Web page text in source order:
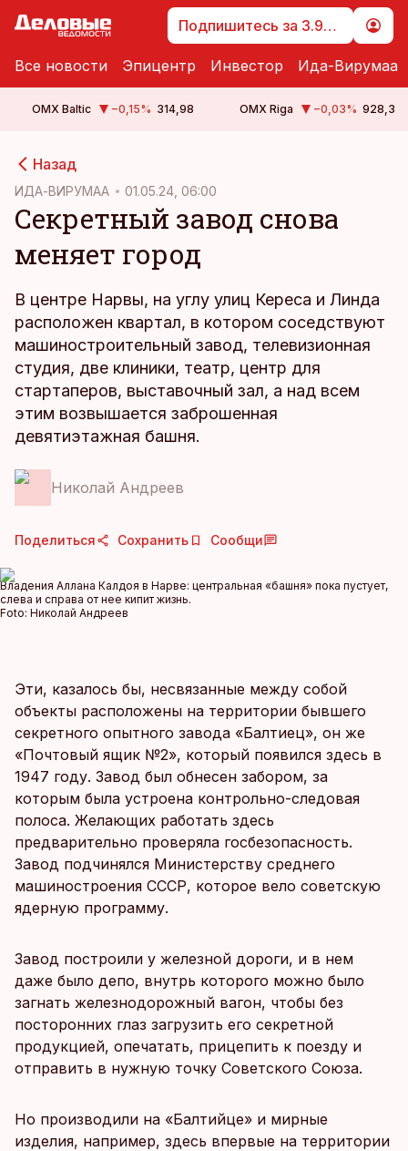
Подпишитесь за 3.99 €
Все новости Эпицентр Инвестор Ида-Вирумаа
OMX Baltic −0,15% 314,98 OMX Riga −0,03% 928,3
Назад
ИДА-ВИРУМАА 01.05.24, 06:00
Секретный завод снова
меняет город
В центре Нарвы, на углу улиц Кереса и Линда
расположен квартал, в котором соседствуют
машиностроительный завод, телевизионная
студия, две клиники, театр, центр для
стартаперов, выставочный зал, а над всем
этим возвышается заброшенная
девятиэтажная башня.
Николай Андреев
Поделиться Сохранить Сообщи
Владения Аллана Калдоя в Нарве: центральная «башня» пока пустует,
слева и справа от нее кипит жизнь.
Foto: Николай Андреев
Эти, казалось бы, несвязанные между собой
объекты расположены на территории бывшего
секретного опытного завода «Балтиец», он же
«Почтовый ящик №2», который появился здесь в
1947 году. Завод был обнесен забором, за
которым была устроена контрольно-следовая
полоса. Желающих работать здесь
предварительно проверяла госбезопасность.
Завод подчинялся Министерству среднего
машиностроения СССР, которое вело советскую
ядерную программу.
Завод построили у железной дороги, и в нем
даже было депо, внутрь которого можно было
загнать железнодорожный вагон, чтобы без
посторонних глаз загрузить его секретной
продукцией, опечатать, прицепить к поезду и
отправить в нужную точку Советского Союза.
Но производили на «Балтийце» и мирные
изделия, например, здесь впервые на территории